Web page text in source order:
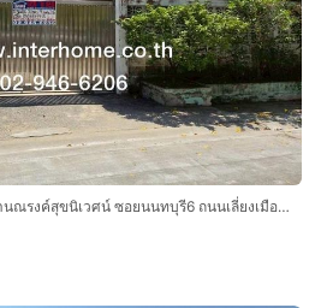
บ้านเดี่ยว 2 ชั้น 70 ตร.ว. หมู่บ้านณรงค์สุขนิเวศน์ ซอยนนทบุรี6 ถนนเลี่ยงเมืองนนทบุรี ถนนราชพฤกษ์-นนทบุรี เมืองนนทบุรี นนทบุรี